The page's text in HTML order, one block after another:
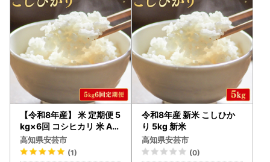
【令和8年産】 米 定期便 5
kg×6回 コシヒカリ 米 AG
014
高知県安芸市
(1)
令和8年産 新米 こしひか
り 5kg 新米
高知県安芸市
(0)